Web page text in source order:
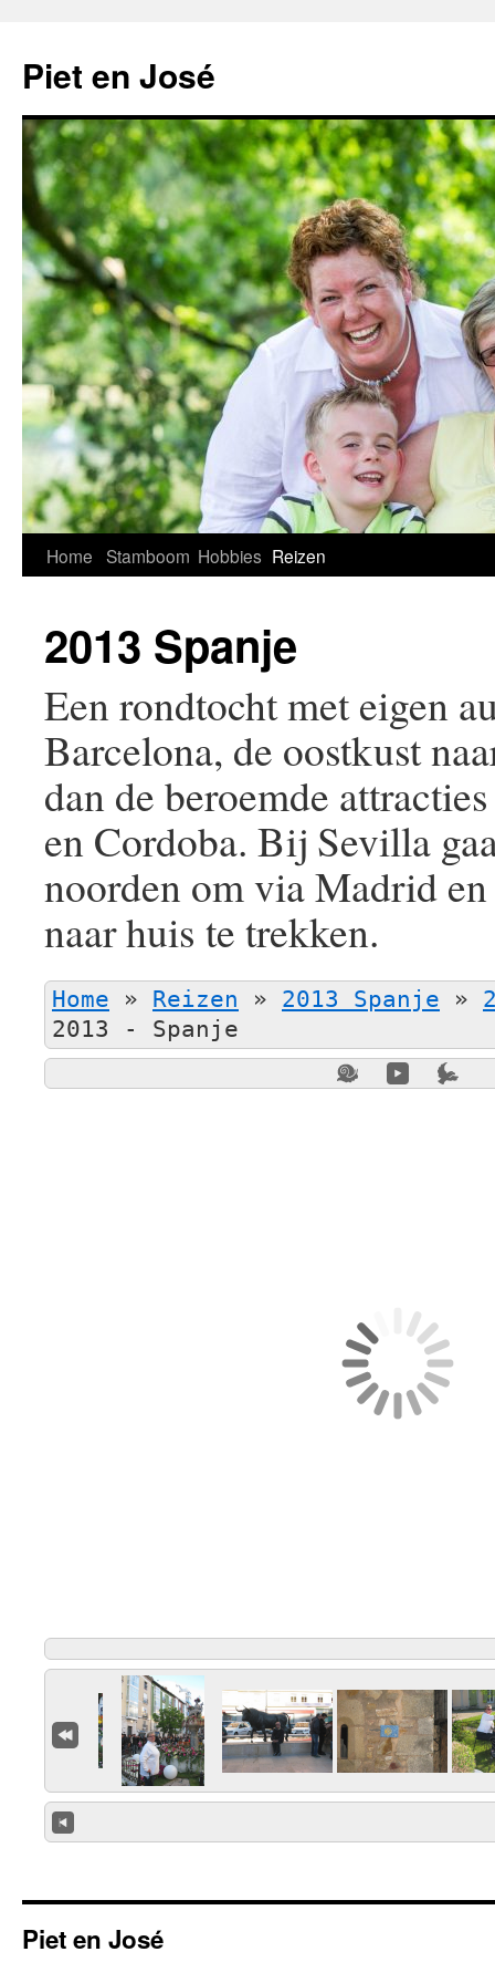
de
inhoud
Piet en José
Home Stamboom Hobbies Reizen
2013 Spanje
Een rondtocht met eigen
Barcelona, de oostkust
dan de beroemde
en Cordoba. Bij Sevilla
noorden om via Madrid
naar huis te trekken.
Home » Reizen » 2013 Spanje »
2013 - Spanje
Piet en José